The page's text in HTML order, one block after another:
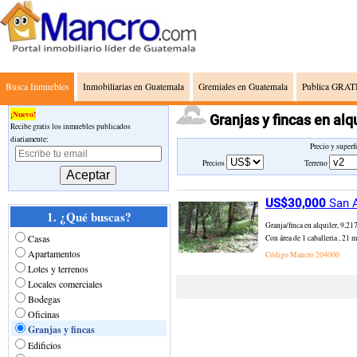
Busca Inmuebles Inmobiliarias en Guatemala Gremiales en Guatemala Publica
Granjas y fincas en
Precio y
Precios
Terreno
US$30,000San
Granja/finca en alquiler,
Con área de 1 caballeria , 21
Código Mancro204000
¡Nuevo!
Recibe gratis los inmuebles publicados
diariamente:
1. ¿Qué buscas?
Casas
Apartamentos
Lotes y terrenos
Locales comerciales
Bodegas
Oficinas
Granjas y fincas
Edificios